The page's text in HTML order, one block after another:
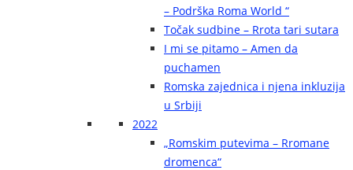
– Podrška Roma World “
Točak sudbine – Rrota tari sutara
I mi se pitamo – Amen da
puchamen
Romska zajednica i njena inkluzija
u Srbiji
2022
„Romskim putevima – Rromane
dromenca“